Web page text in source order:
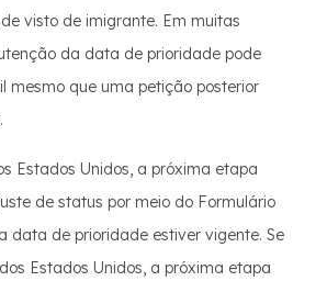
visto de imigrante. Em muitas
da data de prioridade pode
mesmo que uma petição posterior
Estados Unidos, a próxima etapa
de status por meio do Formulário
data de prioridade estiver vigente. Se
Estados Unidos, a próxima etapa